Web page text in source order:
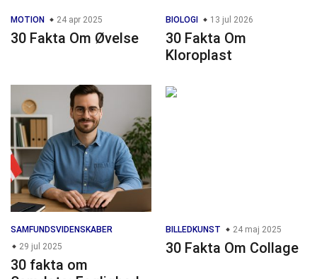
MOTION 24 apr 2025
30 Fakta Om Øvelse
BIOLOGI 13 jul 2026
30 Fakta Om
Kloroplast
SAMFUNDSVIDENSKABER
29 jul 2025
30 fakta om
BILLEDKUNST 24 maj 2025
30 Fakta Om Collage